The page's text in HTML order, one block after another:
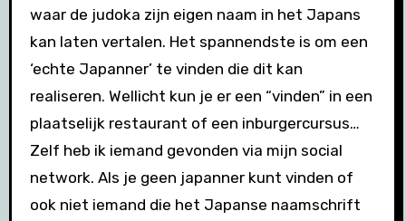
waar de judoka zijn eigen naam in het Japans
kan laten vertalen. Het spannendste is om een
‘echte Japanner’ te vinden die dit kan
realiseren. Wellicht kun je er een “vinden” in een
plaatselijk restaurant of een inburgercursus…
Zelf heb ik iemand gevonden via mijn social
network. Als je geen japanner kunt vinden of
ook niet iemand die het Japanse naamschrift